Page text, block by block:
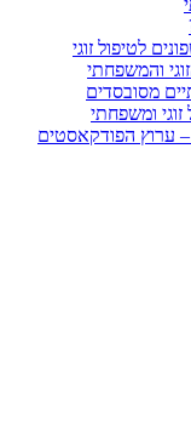
לטיפול זוגי
והמשפחתי
מסובסדים
זוגי ומשפחתי
– ערוץ הפודקאסטים